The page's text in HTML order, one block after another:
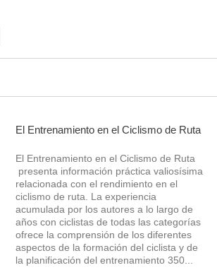
El Entrenamiento en el Ciclismo de Ruta
El Entrenamiento en el Ciclismo de Ruta
presenta información práctica valiosísima
relacionada con el rendimiento en el
ciclismo de ruta. La experiencia
acumulada por los autores a lo largo de
años con ciclistas de todas las categorías
ofrece la comprensión de los diferentes
aspectos de la formación del ciclista y de
la planificación del entrenamiento 350...